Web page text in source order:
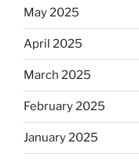
May 2025
April 2025
March 2025
February 2025
January 2025